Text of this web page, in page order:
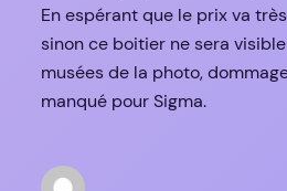
En espérant que le prix va
sinon ce boitier ne sera
musées de la photo,
manqué pour Sigma.